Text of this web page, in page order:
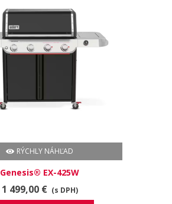
RÝCHLY NÁHĽAD
Genesis® EX-425W
1 499,00 € (s DPH)